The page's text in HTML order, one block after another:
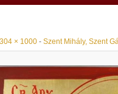
× 1000 - Szent Mihály, Szent